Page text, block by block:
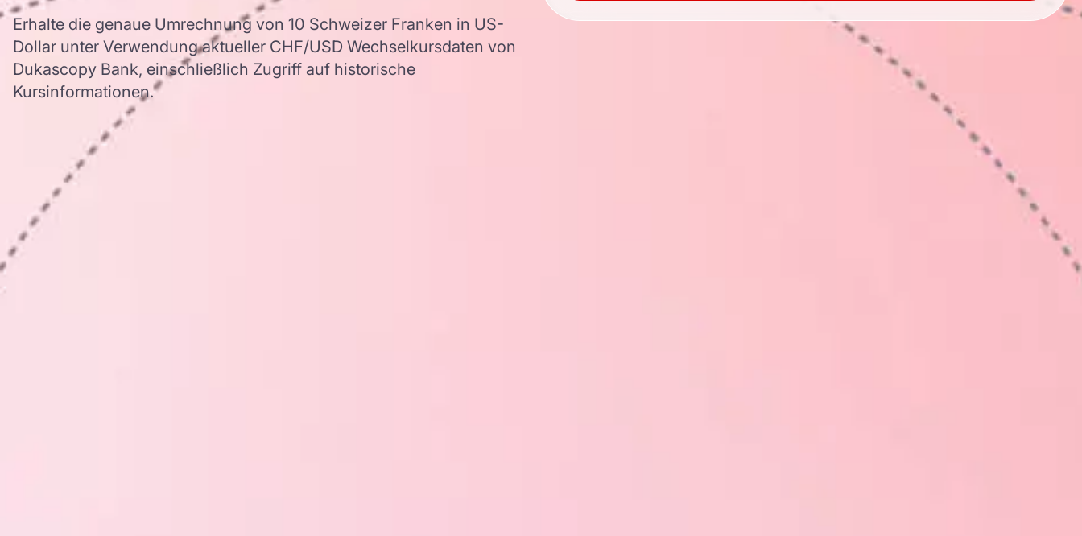
Erhalte die genaue Umrechnung von 10 Schweizer Franken in US-
Dollar unter Verwendung aktueller CHF/USD Wechselkursdaten von
Dukascopy Bank, einschließlich Zugriff auf historische
Kursinformationen.